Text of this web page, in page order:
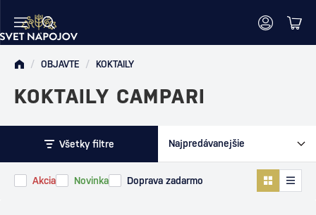
/ OBJAVTE / KOKTAILY
KOKTAILY CAMPARI
Všetky filtre
Akcia Novinka Doprava zadarmo